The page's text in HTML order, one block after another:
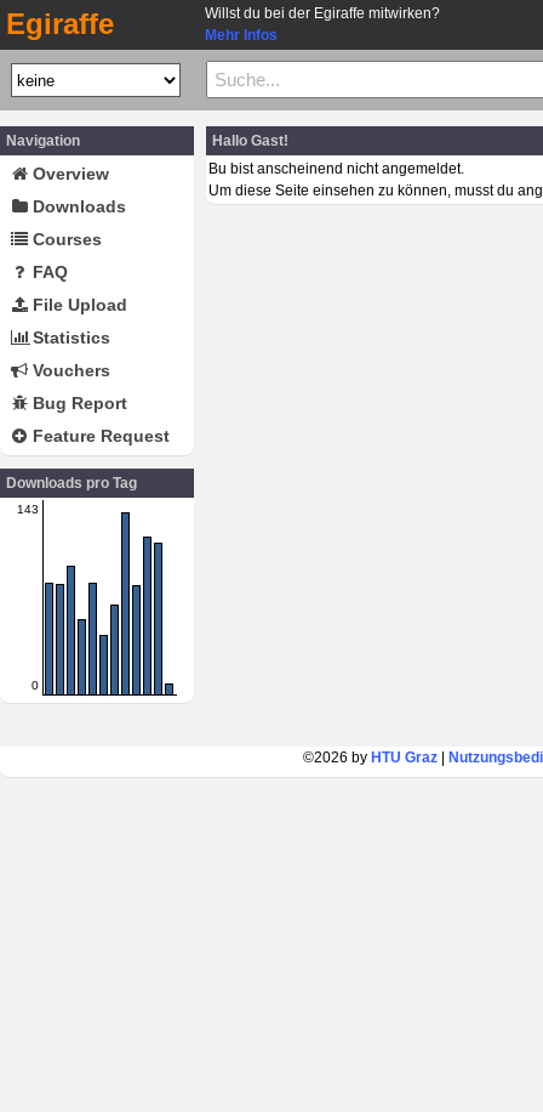
Egiraffe
Willst du bei der Egiraffe mitwirken?
Mehr Infos
Navigation
Overview
Downloads
Courses
FAQ
File Upload
Statistics
Vouchers
Bug Report
Feature Request
Downloads pro Tag
143
0
Hallo Gast!
Bu bist anscheinend nicht angemeldet.
Um diese Seite einsehen zu können, musst du
©2026 by HTU Graz|